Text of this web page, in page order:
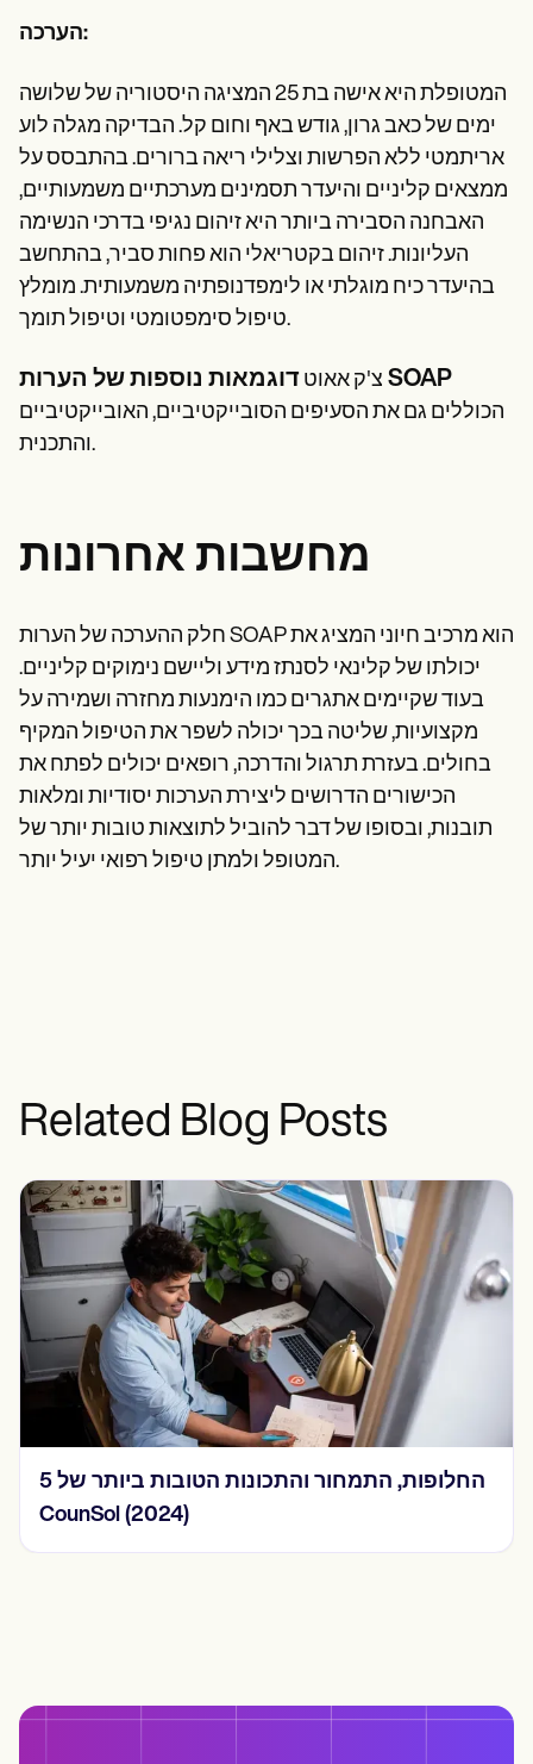
הערכה:
המטופלת היא אישה בת 25 המציגה היסטוריה של שלושה
ימים של כאב גרון, גודש באף וחום קל. הבדיקה מגלה לוע
אריתמטי ללא הפרשות וצלילי ריאה ברורים. בהתבסס על
ממצאים קליניים והיעדר תסמינים מערכתיים משמעותיים,
האבחנה הסבירה ביותר היא זיהום נגיפי בדרכי הנשימה
העליונות. זיהום בקטריאלי הוא פחות סביר, בהתחשב
בהיעדר כיח מוגלתי או לימפדנופתיה משמעותית. מומלץ
טיפול סימפטומטי וטיפול תומך.
צ'ק אאוט דוגמאות נוספות של הערות SOAP
הכוללים גם את הסעיפים הסובייקטיביים, האובייקטיביים
והתכנית.
מחשבות אחרונות
חלק ההערכה של הערות SOAP הוא מרכיב חיוני המציג את
יכולתו של קלינאי לסנתז מידע וליישם נימוקים קליניים.
בעוד שקיימים אתגרים כמו הימנעות מחזרה ושמירה על
מקצועיות, שליטה בכך יכולה לשפר את הטיפול המקיף
בחולים. בעזרת תרגול והדרכה, רופאים יכולים לפתח את
הכישורים הדרושים ליצירת הערכות יסודיות ומלאות
תובנות, ובסופו של דבר להוביל לתוצאות טובות יותר של
המטופל ולמתן טיפול רפואי יעיל יותר.
Related Blog Posts
5 החלופות, התמחור והתכונות הטובות ביותר של
CounSol (2024)